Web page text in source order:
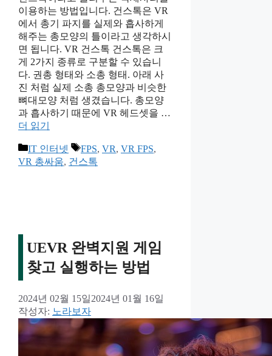
이용하는 방법입니다. 건스톡은 VR
에서 총기 파지를 실제와 흡사하게
해주는 총모양의 틀이라고 생각하시
면 됩니다. VR 건스톡 건스톡은 크
게 2가지 종류로 구분할 수 있습니
다. 권총 형태와 소총 형태. 아래 사
진 처럼 실제 소총 총모양과 비슷한
뼈대모양 처럼 생겼습니다. 총모양
과 흡사하기 때문에 VR 헤드셋을 …
더 읽기
카
테
IT 인터넷
태
그
FPS, VR, VR FPS,
VR 총싸움, 건스톡
UEVR 완벽지원 게임
찾고 실행하는 방법
2024년 02월 15일2024년 01월 16일
작성자: 노라보자